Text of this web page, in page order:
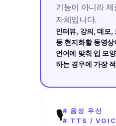
기능이 아니라 제
자체입니다.
인터뷰, 강의, 데모,
등 현지화할 동영
언어에 맞춰 입 모
하는 경우에 가장
🎙️# 음성 우선
# TTS /